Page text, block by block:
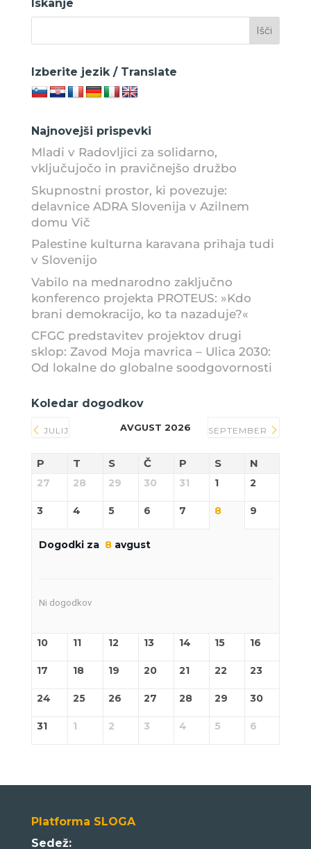
Iskanje
Izberite jezik / Translate
Najnovejši prispevki
Mladi v Radovljici za solidarno,
vključujočo in pravičnejšo družbo
Skupnostni prostor, ki povezuje:
delavnice ADRA Slovenija v Azilnem
domu Vič
Palestine kulturna karavana prihaja tudi
v Slovenijo
Vabilo na mednarodno zaključno
konferenco projekta PROTEUS: »Kdo
brani demokracijo, ko ta nazaduje?«
CFGC predstavitev projektov drugi
sklop: Zavod Moja mavrica – Ulica 2030:
Od lokalne do globalne soodgovornosti
Koledar dogodkov
JULIJ AVGUST 2026 SEPTEMBER
P T S Č P S N
27 28 29 30 31 1 2
3 4 5 6 7 8 9
Dogodki za 8avgust
Ni dogodkov
10 11 12 13 14 15 16
17 18 19 20 21 22 23
24 25 26 27 28 29 30
31 1 2 3 4 5 6
Platforma SLOGA
Sedež: